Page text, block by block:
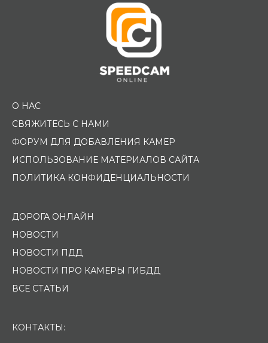
О НАС
СВЯЖИТЕСЬ С НАМИ
ФОРУМ ДЛЯ ДОБАВЛЕНИЯ КАМЕР
ИСПОЛЬЗОВАНИЕ МАТЕРИАЛОВ САЙТА
ПОЛИТИКА КОНФИДЕНЦИАЛЬНОСТИ
ДОРОГА ОНЛАЙН
НОВОСТИ
НОВОСТИ ПДД
НОВОСТИ ПРО КАМЕРЫ ГИБДД
ВСЕ СТАТЬИ
КОНТАКТЫ: